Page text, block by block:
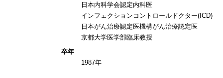
日本内科学会認定内科医
インフェクションコントロールドクター(ICD)
日本がん治療認定医機構がん治療認定医
京都大学医学部臨床教授
卒年
1987年